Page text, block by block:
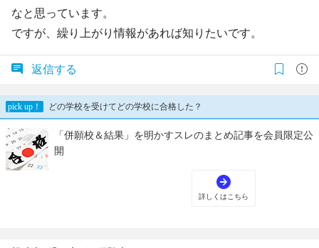
なと思っています。
ですが、繰り上がり情報があれば知りたいです。
返信する